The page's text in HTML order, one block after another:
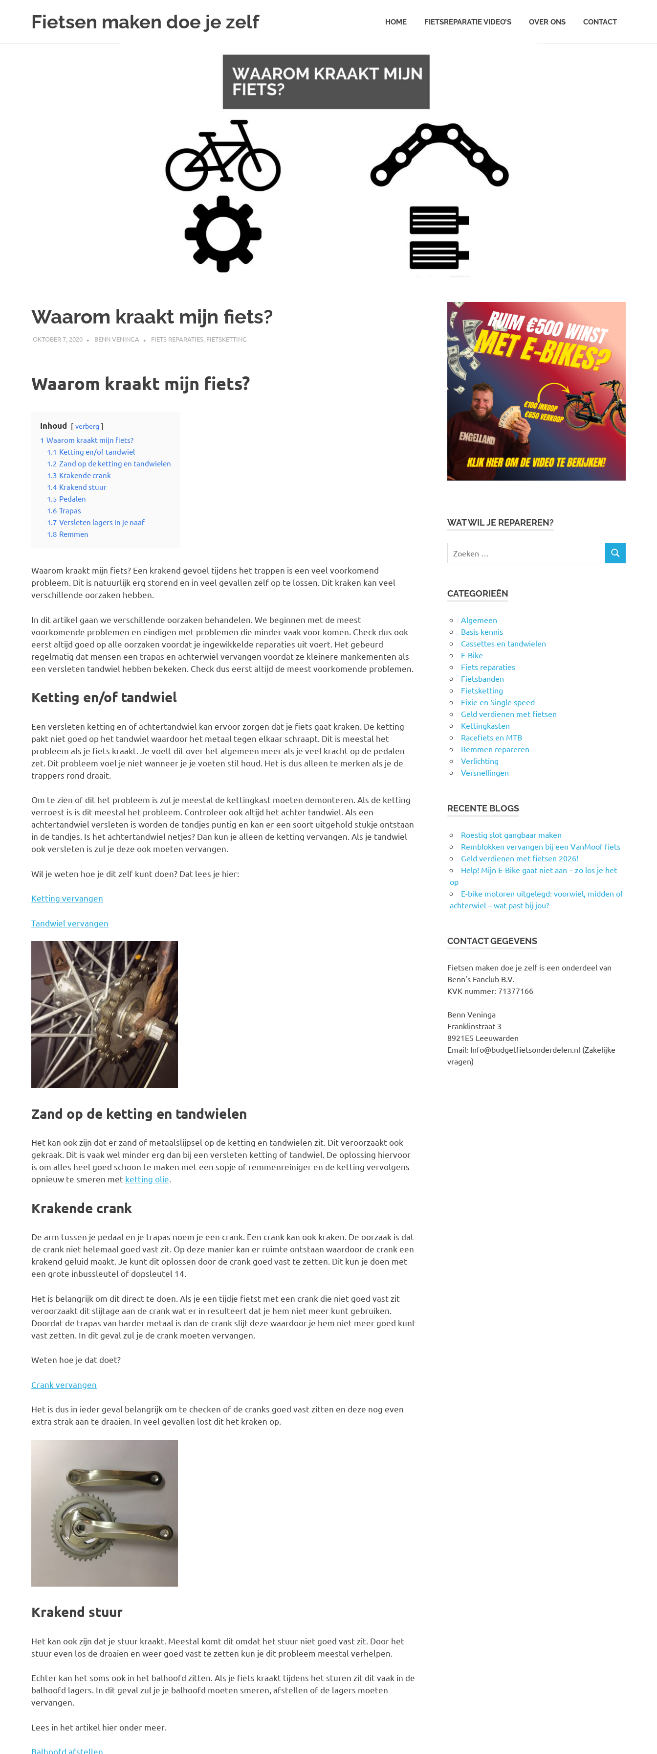
Fietsen maken doe je zelf HOME FIETSREPARATIE VIDEO’S OVER ONS CONTACT
Waarom kraakt mijn fiets?
OKTOBER 7, 2020 BENN VENINGA FIETS REPARATIES, FIETSKETTING
Waarom kraakt mijn fiets?
Inhoud verberg
1 Waarom kraakt mijn fiets?
1.1 Ketting en/of tandwiel
1.2 Zand op de ketting en tandwielen
1.3 Krakende crank
1.4 Krakend stuur
1.5 Pedalen
1.6 Trapas
1.7 Versleten lagers in je naaf
1.8 Remmen
Waarom kraakt mijn fiets? Een krakend gevoel tijdens het trappen is een veel voorkomend
probleem. Dit is natuurlijk erg storend en in veel gevallen zelf op te lossen. Dit kraken kan veel
verschillende oorzaken hebben.
In dit artikel gaan we verschillende oorzaken behandelen. We beginnen met de meest
voorkomende problemen en eindigen met problemen die minder vaak voor komen. Check dus ook
eerst altijd goed op alle oorzaken voordat je ingewikkelde reparaties uit voert. Het gebeurd
regelmatig dat mensen een trapas en achterwiel vervangen voordat ze kleinere mankementen als
een versleten tandwiel hebben bekeken. Check dus eerst altijd de meest voorkomende problemen.
Ketting en/of tandwiel
Een versleten ketting en of achtertandwiel kan ervoor zorgen dat je fiets gaat kraken. De ketting
pakt niet goed op het tandwiel waardoor het metaal tegen elkaar schraapt. Dit is meestal het
probleem als je fiets kraakt. Je voelt dit over het algemeen meer als je veel kracht op de pedalen
zet. Dit probleem voel je niet wanneer je je voeten stil houd. Het is dus alleen te merken als je de
trappers rond draait.
Om te zien of dit het probleem is zul je meestal de kettingkast moeten demonteren. Als de ketting
verroest is is dit meestal het probleem. Controleer ook altijd het achter tandwiel. Als een
achtertandwiel versleten is worden de tandjes puntig en kan er een soort uitgehold stukje ontstaan
in de tandjes. Is het achtertandwiel netjes? Dan kun je alleen de ketting vervangen. Als je tandwiel
ook versleten is zul je deze ook moeten vervangen.
Wil je weten hoe je dit zelf kunt doen? Dat lees je hier:
Ketting vervangen
Tandwiel vervangen
Zand op de ketting en tandwielen
Het kan ook zijn dat er zand of metaalslijpsel op de ketting en tandwielen zit. Dit veroorzaakt ook
gekraak. Dit is vaak wel minder erg dan bij een versleten ketting of tandwiel. De oplossing hiervoor
is om alles heel goed schoon te maken met een sopje of remmenreiniger en de ketting vervolgens
opnieuw te smeren met ketting olie.
Krakende crank
De arm tussen je pedaal en je trapas noem je een crank. Een crank kan ook kraken. De oorzaak is dat
de crank niet helemaal goed vast zit. Op deze manier kan er ruimte ontstaan waardoor de crank een
krakend geluid maakt. Je kunt dit oplossen door de crank goed vast te zetten. Dit kun je doen met
een grote inbussleutel of dopsleutel 14.
Het is belangrijk om dit direct te doen. Als je een tijdje fietst met een crank die niet goed vast zit
veroorzaakt dit slijtage aan de crank wat er in resulteert dat je hem niet meer kunt gebruiken.
Doordat de trapas van harder metaal is dan de crank slijt deze waardoor je hem niet meer goed kunt
vast zetten. In dit geval zul je de crank moeten vervangen.
Weten hoe je dat doet?
Crank vervangen
Het is dus in ieder geval belangrijk om te checken of de cranks goed vast zitten en deze nog even
extra strak aan te draaien. In veel gevallen lost dit het kraken op.
Krakend stuur
Het kan ook zijn dat je stuur kraakt. Meestal komt dit omdat het stuur niet goed vast zit. Door het
stuur even los de draaien en weer goed vast te zetten kun je dit probleem meestal verhelpen.
Echter kan het soms ook in het balhoofd zitten. Als je fiets kraakt tijdens het sturen zit dit vaak in de
balhoofd lagers. In dit geval zul je je balhoofd moeten smeren, afstellen of de lagers moeten
vervangen.
Lees in het artikel hier onder meer.
Balhoofd afstellen
WAT WIL JE REPAREREN?
naar:
ZOEKEN
CATEGORIEËN
Algemeen
Basis kennis
Cassettes en tandwielen
E-Bike
Fiets reparaties
Fietsbanden
Fietsketting
Fixie en Single speed
Geld verdienen met fietsen
Kettingkasten
Racefiets en MTB
Remmen repareren
Verlichting
Versnellingen
RECENTE BLOGS
Roestig slot gangbaar maken
Remblokken vervangen bij een VanMoof fiets
Geld verdienen met fietsen 2026!
Help! Mijn E-Bike gaat niet aan – zo los je het
op
E-bike motoren uitgelegd: voorwiel, midden of
achterwiel – wat past bij jou?
CONTACT GEGEVENS
Fietsen maken doe je zelf is een onderdeel van
Benn's Fanclub B.V.
KVK nummer: 71377166
Benn Veninga
Franklinstraat 3
8921ES Leeuwarden
Email: Info@budgetfietsonderdelen.nl (Zakelijke
vragen)